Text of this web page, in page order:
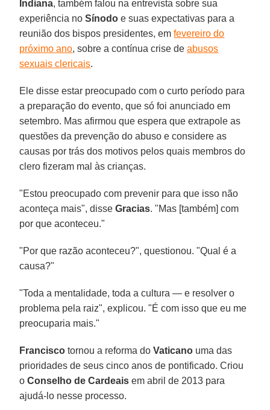
Indiana, também falou na entrevista sobre sua
experiência noSínodo e suas expectativas para a
reunião dos bispos presidentes, emfevereiro do
próximo ano, sobre a contínua crise deabusos
sexuais clericais.
Ele disse estar preocupado com o curto período para
a preparação do evento, que só foi anunciado em
setembro. Mas afirmou que espera que extrapole as
questões da prevenção do abuso e considere as
causas por trás dos motivos pelos quais membros do
clero fizeram mal às crianças.
"Estou preocupado com prevenir para que isso não
aconteça mais", disseGracias. "Mas [também] com
por que aconteceu."
"Por que razão aconteceu?", questionou. "Qual é a
causa?"
"Toda a mentalidade, toda a cultura — e resolver o
problema pela raiz", explicou. "É com isso que eu me
preocuparia mais."
Francisco tornou a reforma doVaticano uma das
prioridades de seus cinco anos de pontificado. Criou
oConselho de Cardeais em abril de 2013 para
ajudá-lo nesse processo.